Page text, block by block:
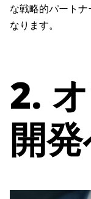
な戦略的パート
なります。
2.
開